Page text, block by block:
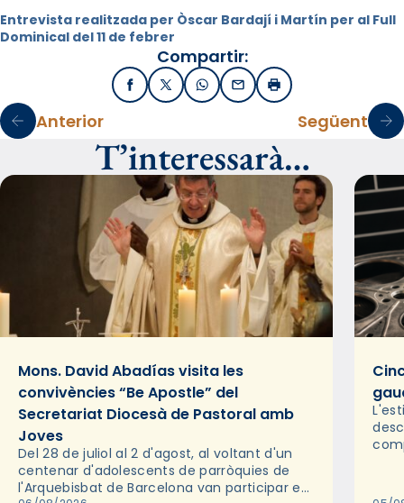
Entrevista realitzada per Òscar Bardají i Martín per al Full
Dominical del 11 de febrer
Compartir:
FacebookX / TwitterWhatsApp
EmailImprimir
Anterior Següent
T’interessarà…
Mons. David Abadías visita les
convivències “Be Apostle” del
Secretariat Diocesà de Pastoral amb
Joves
Del 28 de juliol al 2 d'agost, al voltant d'un
centenar d'adolescents de parròquies de
l'Arquebisbat de Barcelona van participar en